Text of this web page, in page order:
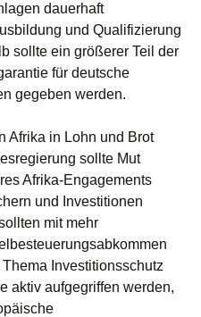
dauerhaft
und Qualifizierung
sollte ein größerer Teil der
für deutsche
gegeben werden.
Afrika in Lohn und Brot
sollte Mut
Afrika-Engagements
und Investitionen
mit mehr
Investitionsschutz
aktiv aufgegriffen werden,